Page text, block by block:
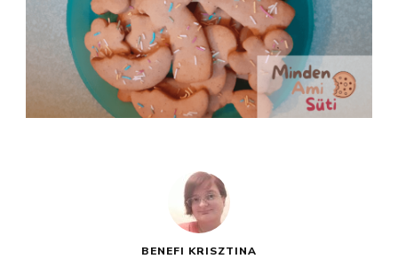
BENEFI KRISZTINA